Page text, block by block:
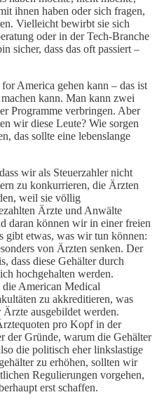
ihnen haben oder sich fragen,
Vielleicht bewirbt sie sich
oder in der Tech-Branche
sicher, dass das oft passiert –
America gehen kann – das ist
kann. Man kann zwei
Programme verbringen. Aber
wir diese Leute? Wie sorgen
das sollte eine lebenslange
wir als Steuerzahler nicht
zu konkurrieren, die Ärzten
weil sie völlig
Ärzte und Anwälte
daran können wir in einer freien
gibt etwas, was wir tun können:
von Ärzten senken. Der
dass diese Gehälter durch
hochgehalten werden.
American Medical
zu akkreditieren, was
ausgebildet werden.
pro Kopf in der
der Gründe, warum die Gehälter
die politisch eher linkslastige
zu erhöhen, sollten wir
Regulierungen vorgehen,
erst schaffen.